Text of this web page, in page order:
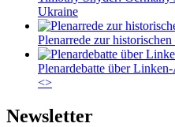
Ukraine
Plenarrede zur
Plenardebatte über
<>
Newsletter